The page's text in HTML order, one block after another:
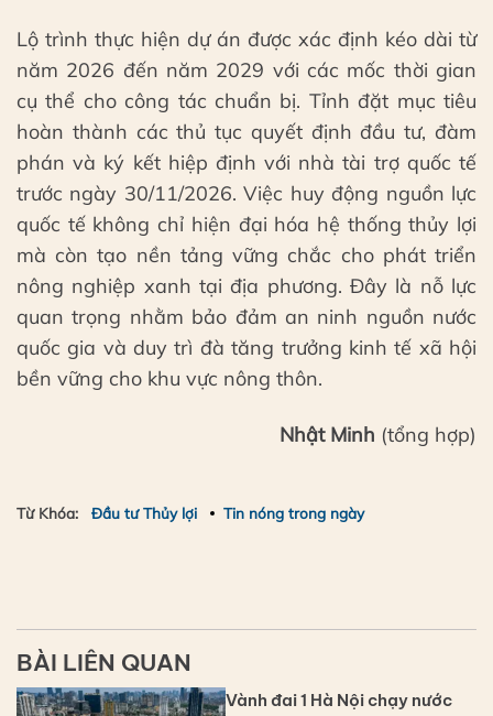
Lộ trình thực hiện dự án được xác định kéo dài từ
năm 2026 đến năm 2029 với các mốc thời gian
cụ thể cho công tác chuẩn bị. Tỉnh đặt mục tiêu
hoàn thành các thủ tục quyết định đầu tư, đàm
phán và ký kết hiệp định với nhà tài trợ quốc tế
trước ngày 30/11/2026. Việc huy động nguồn lực
quốc tế không chỉ hiện đại hóa hệ thống thủy lợi
mà còn tạo nền tảng vững chắc cho phát triển
nông nghiệp xanh tại địa phương. Đây là nỗ lực
quan trọng nhằm bảo đảm an ninh nguồn nước
quốc gia và duy trì đà tăng trưởng kinh tế xã hội
bền vững cho khu vực nông thôn.
Nhật Minh (tổng hợp)
Từ Khóa: Đầu tư Thủy lợi Tin nóng trong ngày
BÀI LIÊN QUAN
Vành đai 1 Hà Nội chạy nước